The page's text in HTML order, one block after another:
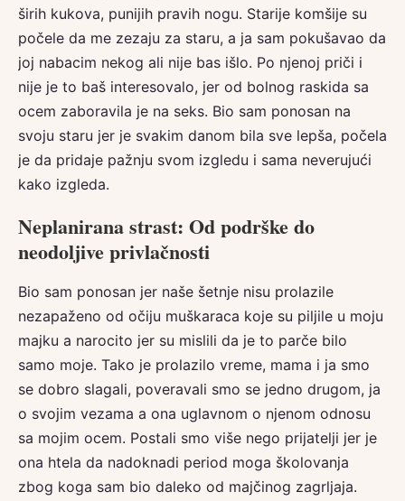
širih kukova, punijih pravih nogu. Starije komšije su
počele da me zezaju za staru, a ja sam pokušavao da
joj nabacim nekog ali nije bas išlo. Po njenoj priči i
nije je to baš interesovalo, jer od bolnog raskida sa
ocem zaboravila je na seks. Bio sam ponosan na
svoju staru jer je svakim danom bila sve lepša, počela
je da pridaje pažnju svom izgledu i sama neverujući
kako izgleda.
Neplanirana strast: Od podrške do
neodoljive privlačnosti
Bio sam ponosan jer naše šetnje nisu prolazile
nezapaženo od očiju muškaraca koje su piljile u moju
majku a narocito jer su mislili da je to parče bilo
samo moje. Tako je prolazilo vreme, mama i ja smo
se dobro slagali, poveravali smo se jedno drugom, ja
o svojim vezama a ona uglavnom o njenom odnosu
sa mojim ocem. Postali smo više nego prijatelji jer je
ona htela da nadoknadi period moga školovanja
zbog koga sam bio daleko od majčinog zagrljaja.